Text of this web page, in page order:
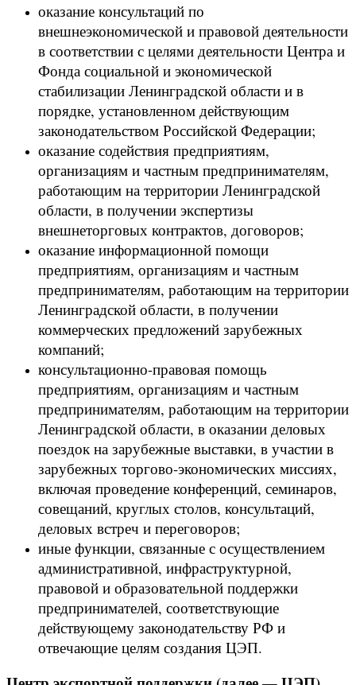
оказание консультаций по
внешнеэкономической и правовой деятельности
в соответствии с целями деятельности Центра и
Фонда социальной и экономической
стабилизации Ленинградской области и в
порядке, установленном действующим
законодательством Российской Федерации;
оказание содействия предприятиям,
организациям и частным предпринимателям,
работающим на территории Ленинградской
области, в получении экспертизы
внешнеторговых контрактов, договоров;
оказание информационной помощи
предприятиям, организациям и частным
предпринимателям, работающим на территории
Ленинградской области, в получении
коммерческих предложений зарубежных
компаний;
консультационно-правовая помощь
предприятиям, организациям и частным
предпринимателям, работающим на территории
Ленинградской области, в оказании деловых
поездок на зарубежные выставки, в участии в
зарубежных торгово-экономических миссиях,
включая проведение конференций, семинаров,
совещаний, круглых столов, консультаций,
деловых встреч и переговоров;
иные функции, связанные с осуществлением
административной, инфраструктурной,
правовой и образовательной поддержки
предпринимателей, соответствующие
действующему законодательству РФ и
отвечающие целям создания ЦЭП.